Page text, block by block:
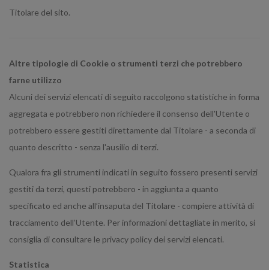
Titolare del sito.
Altre tipologie di Cookie o strumenti terzi che potrebbero
farne utilizzo
Alcuni dei servizi elencati di seguito raccolgono statistiche in forma
aggregata e potrebbero non richiedere il consenso dell'Utente o
potrebbero essere gestiti direttamente dal Titolare - a seconda di
quanto descritto - senza l'ausilio di terzi.
Qualora fra gli strumenti indicati in seguito fossero presenti servizi
gestiti da terzi, questi potrebbero - in aggiunta a quanto
specificato ed anche all’insaputa del Titolare - compiere attività di
tracciamento dell’Utente. Per informazioni dettagliate in merito, si
consiglia di consultare le privacy policy dei servizi elencati.
Statistica